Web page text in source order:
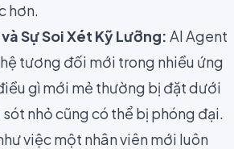
hơn.
Sự Soi Xét Kỹ Lưỡng: AI Agent
tương đối mới trong nhiều ứng
gì mới mẻ thường bị đặt dưới
sót nhỏ cũng có thể bị phóng đại.
việc một nhân viên mới luôn